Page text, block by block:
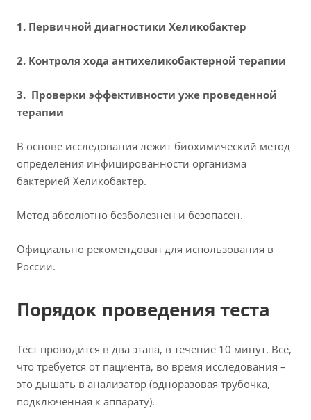
1. Первичной диагностики Хеликобактер
2. Контроля хода антихеликобактерной терапии
3. Проверки эффективности уже проведенной
терапии
В основе исследования лежит биохимический метод
определения инфицированности организма
бактерией Хеликобактер.
Метод абсолютно безболезнен и безопасен.
Официально рекомендован для использования в
России.
Порядок проведения теста
Тест проводится в два этапа, в течение 10 минут. Все,
что требуется от пациента, во время исследования –
это дышать в анализатор (одноразовая трубочка,
подключенная к аппарату).